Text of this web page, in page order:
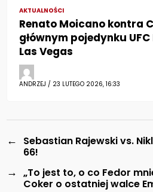
AKTUALNOŚCI
Renato Moicano kontra
głównym pojedynku
Las Vegas
ANDRZEJ / 23 LUTEGO 2026, 16:33
←
Sebastian Rajewski vs.
66!
→ „To jest to, o co Fedor
Coker o ostatniej walce